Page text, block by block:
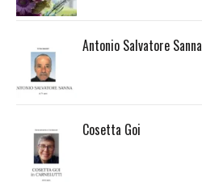
Antonio Salvatore Sanna
Cosetta Goi